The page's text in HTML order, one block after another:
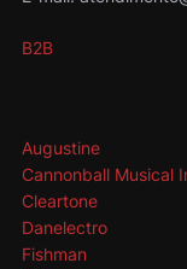
B2B
Augustine
Cannonball Musical
Cleartone
Danelectro
Fishman